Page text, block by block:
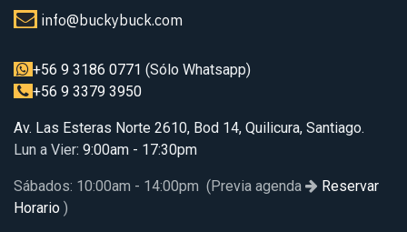
info@buckybuck.com
+56 9 3186 0771 (Sólo Whatsapp)
+56 9 3379 3950
Av. Las Esteras Norte 2610, Bod 14, Quilicura, Santiago.
Lun a Vier: 9:00am - 17:30pm
Sábados: 10:00am - 14:00pm (Previa agenda
Reservar
Horario )